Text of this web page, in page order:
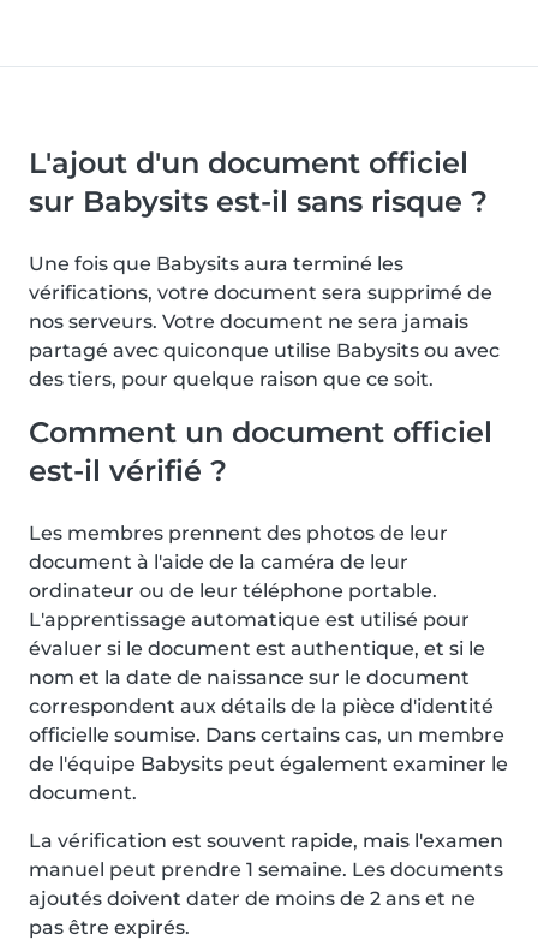
L'ajout d'un document officiel
sur Babysits est-il sans risque ?
Une fois que Babysits aura terminé les
vérifications, votre document sera supprimé de
nos serveurs. Votre document ne sera jamais
partagé avec quiconque utilise Babysits ou avec
des tiers, pour quelque raison que ce soit.
Comment un document officiel
est-il vérifié ?
Les membres prennent des photos de leur
document à l'aide de la caméra de leur
ordinateur ou de leur téléphone portable.
L'apprentissage automatique est utilisé pour
évaluer si le document est authentique, et si le
nom et la date de naissance sur le document
correspondent aux détails de la pièce d'identité
officielle soumise. Dans certains cas, un membre
de l'équipe Babysits peut également examiner le
document.
La vérification est souvent rapide, mais l'examen
manuel peut prendre 1 semaine. Les documents
ajoutés doivent dater de moins de 2 ans et ne
pas être expirés.